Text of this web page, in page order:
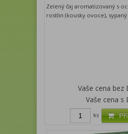
Zelený čaj aromatizovaný s
rostlin (kousky ovoce), sypaný
Vaše cena bez
Vaše cena s
ks